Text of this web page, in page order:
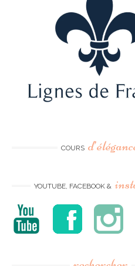
COURS
YOUTUBE, FACEBOOK &